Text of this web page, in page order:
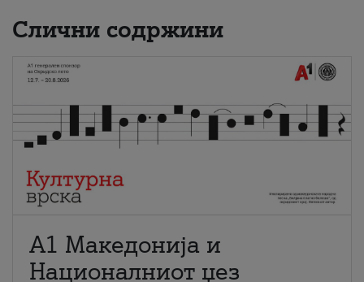
Слични содржини
А1 Македонија и
Националниот џез